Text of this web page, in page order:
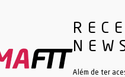
Além de ter